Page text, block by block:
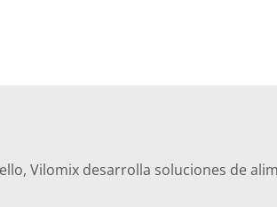
Vilomix desarrolla soluciones de